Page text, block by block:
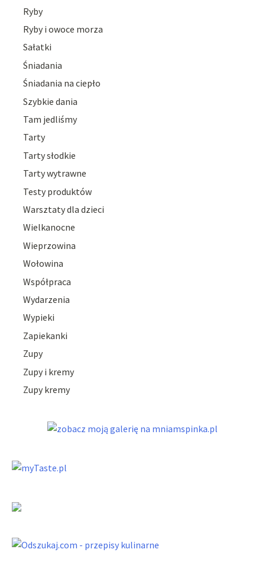
Ryby
Ryby i owoce morza
Sałatki
Śniadania
Śniadania na ciepło
Szybkie dania
Tam jedliśmy
Tarty
Tarty słodkie
Tarty wytrawne
Testy produktów
Warsztaty dla dzieci
Wielkanocne
Wieprzowina
Wołowina
Współpraca
Wydarzenia
Wypieki
Zapiekanki
Zupy
Zupy i kremy
Zupy kremy